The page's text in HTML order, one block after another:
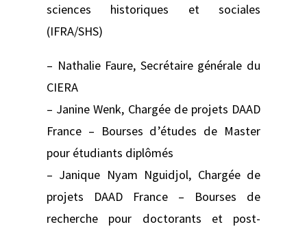
sciences historiques et sociales
(IFRA/SHS)
– Nathalie Faure, Secrétaire générale du
CIERA
– Janine Wenk, Chargée de projets DAAD
France – Bourses d’études de Master
pour étudiants diplômés
– Janique Nyam Nguidjol, Chargée de
projets DAAD France – Bourses de
recherche pour doctorants et post-